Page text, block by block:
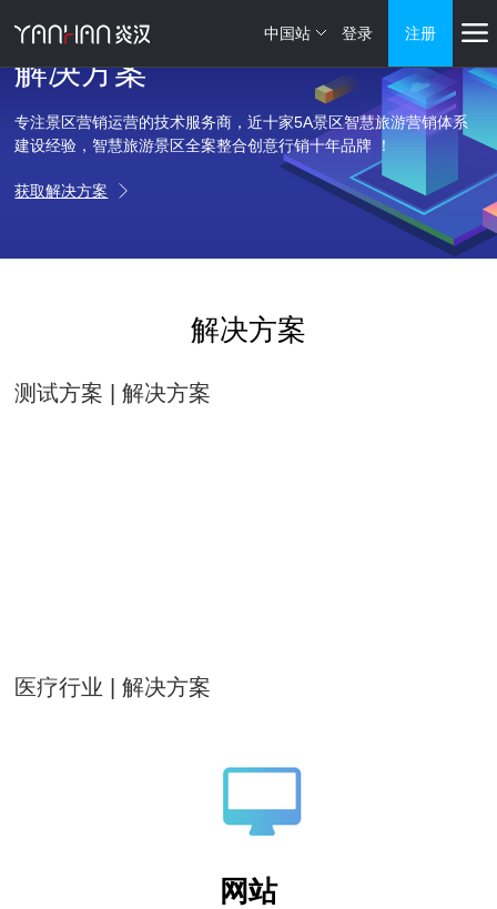
中国站 登录 注册
解决方案
专注景区营销运营的技术服务商，近十家5A景区智慧旅游营销体系
建设经验，智慧旅游景区全案整合创意行销十年品牌 ！
获取解决方案
解决方案
测试方案 | 解决方案
医疗行业 | 解决方案
网站